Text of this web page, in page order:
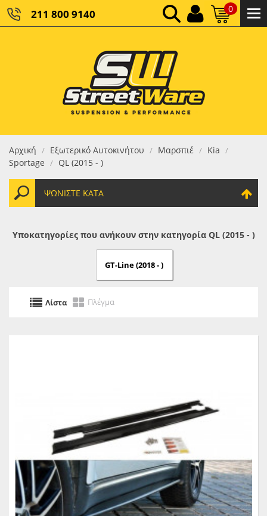
211 800 9140 0
ΚΑΘΑΡΌ ΣΎΝΟΛΟ:
ΤΕΛΙΚΌ ΣΎΝΟΛΟ:0,00 €
Αρχική / Εξωτερικό Αυτοκινήτου / Μαρσπιέ / Kia /
Sportage / QL (2015 - )
ΨΩΝΊΣΤΕ ΚΑΤΆ
Υποκατηγορίες που ανήκουν στην κατηγορία QL (2015 - )
GT-Line (2018 - )
Λίστα Πλέγμα